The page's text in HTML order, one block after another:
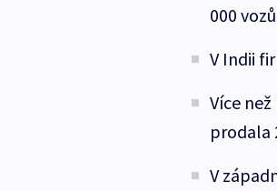
000
V Indii
Více
prodala
V